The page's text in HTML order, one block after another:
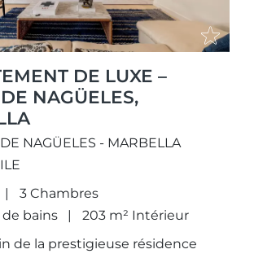
DE LUXE –
NAGÜELES,
NAGÜELES - MARBELLA
3 Chambres
de bains
203 m² Intérieur
de la prestigieuse résidence